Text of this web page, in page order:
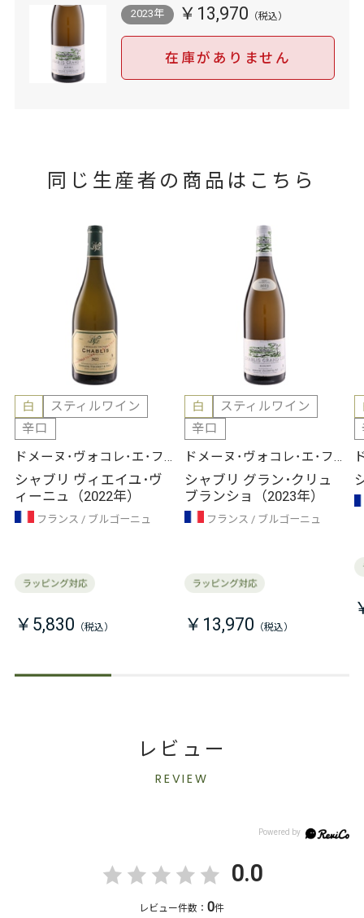
2023年 ￥13,970
在庫がありません
同じ生産者の商品はこちら
白
スティルワイン
辛口
ドメーヌ･ヴォコレ･エ･フ
ィス
シャブリ ヴィエイユ･ヴ
ィーニュ（2022年）
フランス ブルゴーニュ
￥5,830
白
スティルワイン
辛口
ドメーヌ･ヴォコレ･エ･フ
ィス
シャブリ グラン･クリュ
ブランショ（2023年）
フランス ブルゴーニュ
￥13,970
レビュー
REVIEW
0.0
レビュー件数：0件